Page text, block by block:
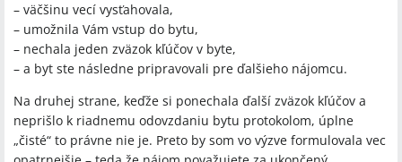
– väčšinu vecí vysťahovala,
– umožnila Vám vstup do bytu,
– nechala jeden zväzok kľúčov v byte,
– a byt ste následne pripravovali pre ďalšieho nájomcu.
Na druhej strane, keďže si ponechala ďalší zväzok kľúčov a
neprišlo k riadnemu odovzdaniu bytu protokolom, úplne
„čisté“ to právne nie je. Preto by som vo výzve formulovala vec